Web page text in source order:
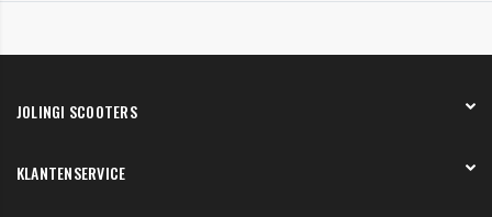
JOLINGI SCOOTERS
Onze showroom
KLANTENSERVICE